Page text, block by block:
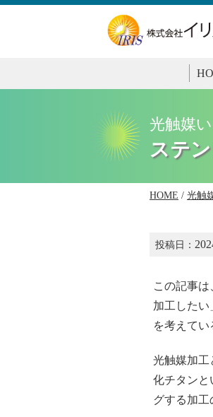
光触媒
ステ
HOME / 光触
投稿日：
この記事
加工した
を考えてい
光触媒加工
化チタンと
グする加工